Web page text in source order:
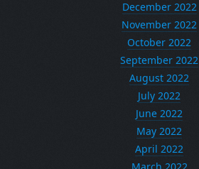
December 2022
November 2022
October 2022
September 2022
August 2022
July 2022
June 2022
May 2022
April 2022